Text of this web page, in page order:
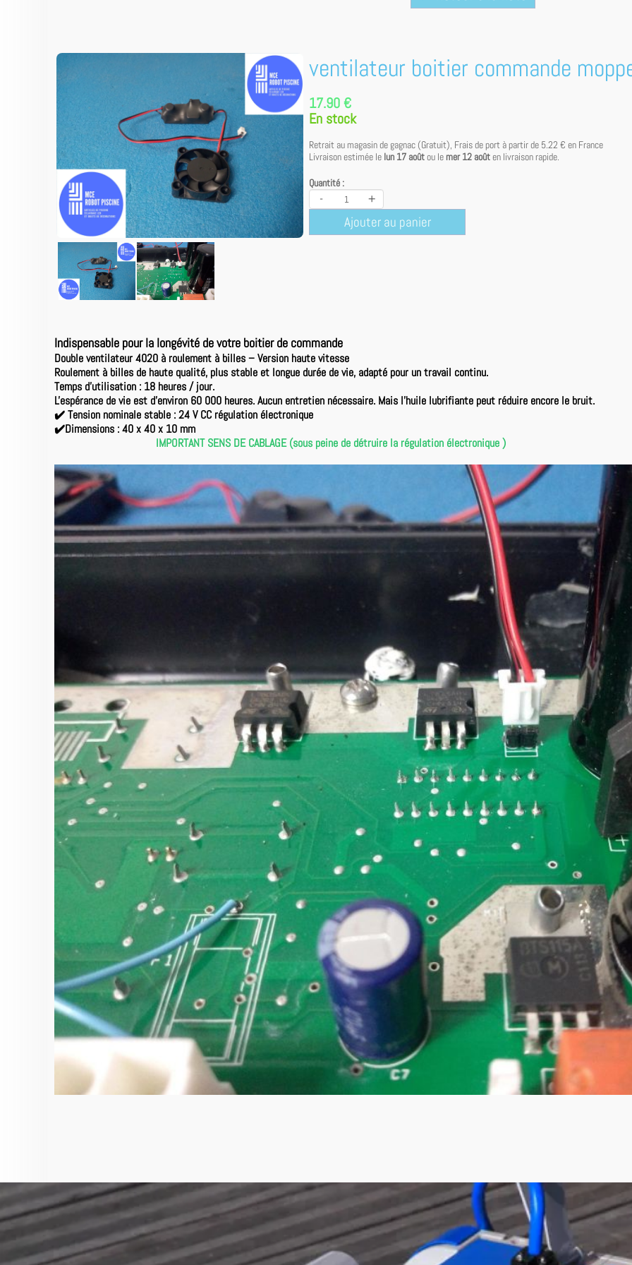
ventilateur boitier commande
17.90 €
En stock
Retrait au magasin de gagnac (Gratuit), Frais de port à partir de 5.22 € en France
Livraison estimée le lun 17 août ou le mer 12 août en livraison rapide.
Quantité :
- +
Ajouter au panier
Indispensable pour la longévité de votre boitier de commande
Double ventilateur 4020 à roulement à billes – Version haute vitesse
Roulement à billes de haute qualité, plus stable et longue durée de vie, adapté pour un travail continu.
Temps d'utilisation : 18 heures / jour.
L'espérance de vie est d'environ 60 000 heures. Aucun entretien nécessaire. Mais l'huile lubrifiante peut réduire encore le bruit.
✔️ Tension nominale stable : 24 V CC régulation électronique
✔️Dimensions : 40 x 40 x 10 mm
IMPORTANT SENS DE CABLAGE (sous peine de détruire la régulation électronique )